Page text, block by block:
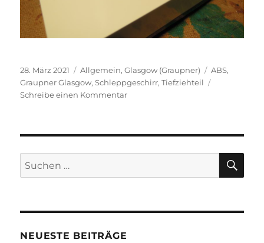
Veröffentlicht
am
28. März 2021 Kategorien
Allgemein,Glasgow (Graupner) Schlagwörter
ABS,
Graupner Glasgow,Schleppgeschirr,Tiefziehteil
Schreibe einen Kommentarzu
Suchen
nach:
NEUESTE BEITRÄGE